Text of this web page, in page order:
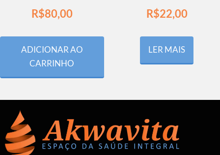
R$80,00
ADICIONAR AO
CARRINHO
R$22,00
LER MAIS